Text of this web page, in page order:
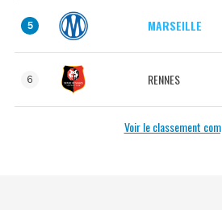
5 MARSEILLE
6 RENNES
Voir le classement